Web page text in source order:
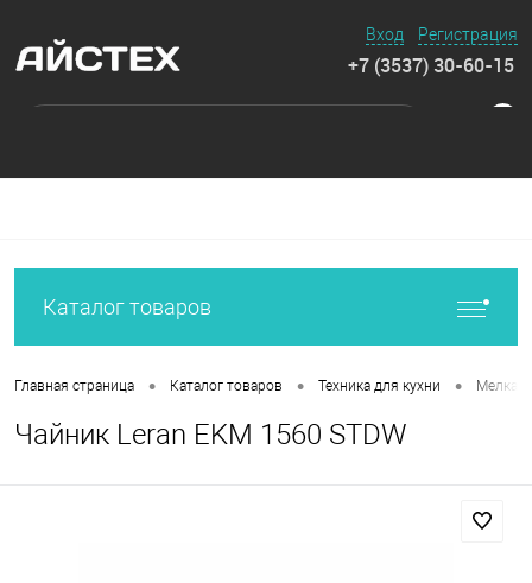
Вход Регистрация
+7 (3537) 30-60-15
Каталог товаров
Главная страница • Каталог товаров • Техника для кухни • Мелкая
Чайник Leran EKM 1560 STDW